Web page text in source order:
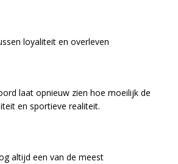
loyaliteit en overleven
laat opnieuw zien hoe moeilijk de
en sportieve realiteit.
altijd een van de meest